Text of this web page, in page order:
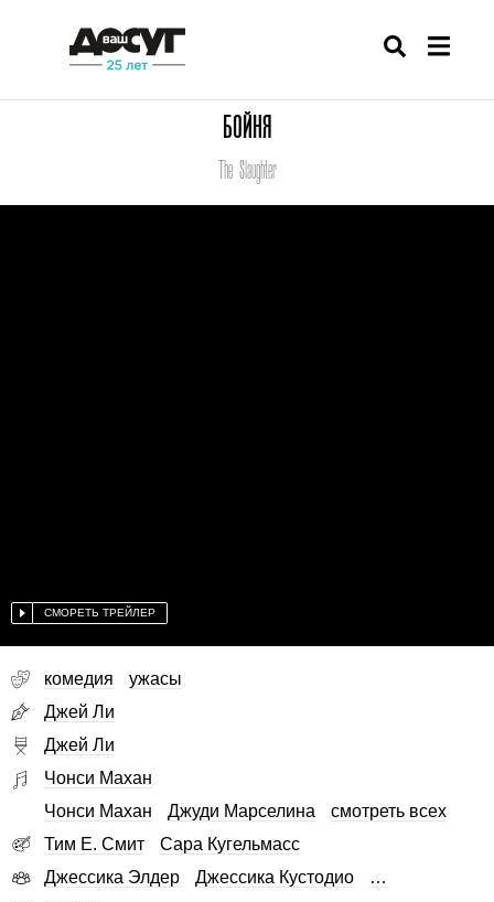
БОЙНЯ
The Slaughter
СМОРЕТЬ ТРЕЙЛЕР
комедия
ужасы
Джей Ли
Джей Ли
Чонси Махан
Чонси Махан
Джуди Марселина
смотреть всех
Тим Е. Смит
Сара Кугельмасс
Джессика Элдер
Джессика Кустодио
…